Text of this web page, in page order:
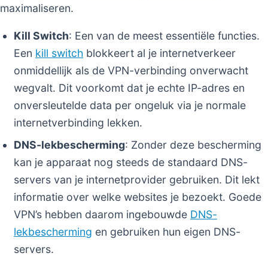
maximaliseren.
Kill Switch: Een van de meest essentiële functies.
Een kill switch blokkeert al je internetverkeer
onmiddellijk als de VPN-verbinding onverwacht
wegvalt. Dit voorkomt dat je echte IP-adres en
onversleutelde data per ongeluk via je normale
internetverbinding lekken.
DNS-lekbescherming: Zonder deze bescherming
kan je apparaat nog steeds de standaard DNS-
servers van je internetprovider gebruiken. Dit lekt
informatie over welke websites je bezoekt. Goede
VPN’s hebben daarom ingebouwde DNS-
lekbescherming en gebruiken hun eigen DNS-
servers.